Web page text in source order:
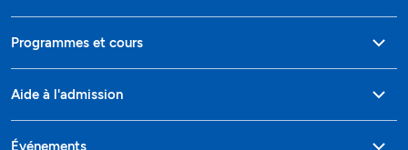
Programmes et cours
Aide à l'admission
Événements